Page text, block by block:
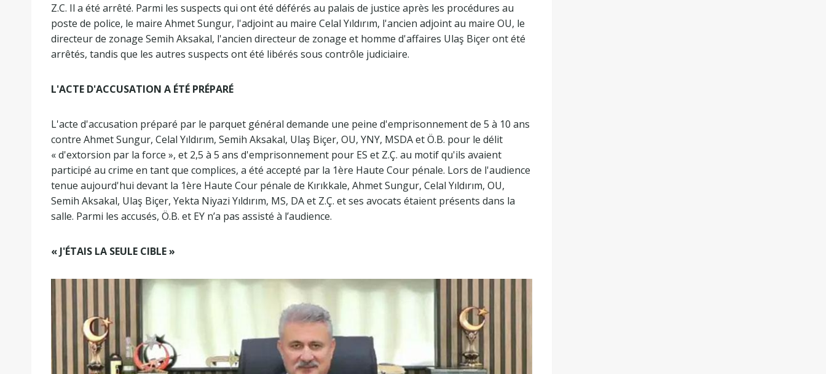
Z.C. Il a été arrêté. Parmi les suspects qui ont été déférés au palais de justice après les procédures au
poste de police, le maire Ahmet Sungur, l'adjoint au maire Celal Yıldırım, l'ancien adjoint au maire OU, le
directeur de zonage Semih Aksakal, l'ancien directeur de zonage et homme d'affaires Ulaş Biçer ont été
arrêtés, tandis que les autres suspects ont été libérés sous contrôle judiciaire.
L'ACTE D'ACCUSATION A ÉTÉ PRÉPARÉ
L'acte d'accusation préparé par le parquet général demande une peine d'emprisonnement de 5 à 10 ans
contre Ahmet Sungur, Celal Yıldırım, Semih Aksakal, Ulaş Biçer, OU, YNY, MSDA et Ö.B. pour le délit
« d'extorsion par la force », et 2,5 à 5 ans d'emprisonnement pour ES et Z.Ç. au motif qu'ils avaient
participé au crime en tant que complices, a été accepté par la 1ère Haute Cour pénale. Lors de l'audience
tenue aujourd'hui devant la 1ère Haute Cour pénale de Kırıkkale, Ahmet Sungur, Celal Yıldırım, OU,
Semih Aksakal, Ulaş Biçer, Yekta Niyazi Yıldırım, MS, DA et Z.Ç. et ses avocats étaient présents dans la
salle. Parmi les accusés, Ö.B. et EY n’a pas assisté à l’audience.
« J'ÉTAIS LA SEULE CIBLE »